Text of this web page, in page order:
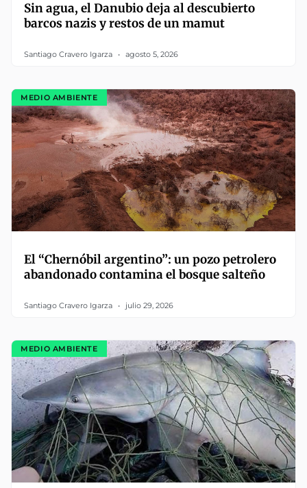
Sin agua, el Danubio deja al descubierto
barcos nazis y restos de un mamut
Santiago Cravero Igarza agosto 5, 2026
MEDIO AMBIENTE
El “Chernóbil argentino”: un pozo petrolero
abandonado contamina el bosque salteño
Santiago Cravero Igarza julio 29, 2026
MEDIO AMBIENTE